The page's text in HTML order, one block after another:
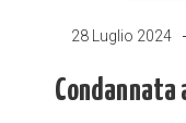
28 Luglio 2024
Condannata